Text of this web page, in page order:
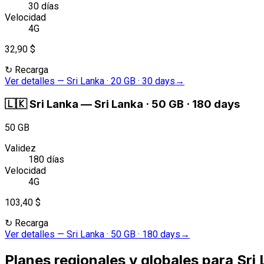
30 días
Velocidad
4G
32,90 $
↻ Recarga
Ver detalles — Sri Lanka · 20 GB · 30 days →
🇱🇰Sri Lanka —Sri Lanka · 50 GB · 180 days
50 GB
Validez
180 días
Velocidad
4G
103,40 $
↻ Recarga
Ver detalles — Sri Lanka · 50 GB · 180 days →
Planes regionales y globales para Sri